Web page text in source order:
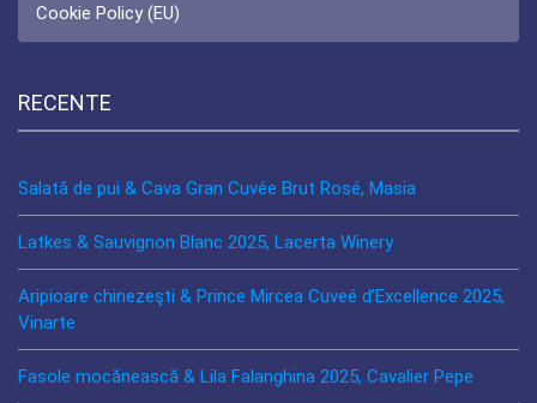
Cookie Policy (EU)
RECENTE
Salată de pui & Cava Gran Cuvée Brut Rosé, Masia
Latkes & Sauvignon Blanc 2025, Lacerta Winery
Aripioare chinezeşti & Prince Mircea Cuveé d’Excellence 2025,
Vinarte
Fasole mocănească & Lila Falanghina 2025, Cavalier Pepe